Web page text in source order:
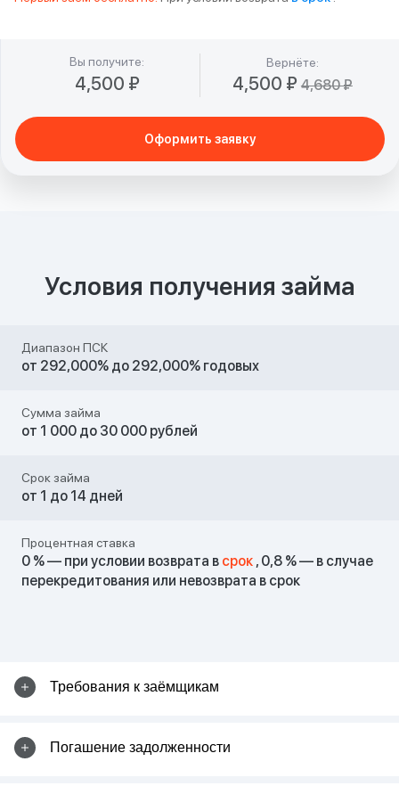
Вы получите:
4,500 ₽
Вернёте:
4,500 ₽ 4,680 ₽
Оформить заявку
Условия получения займа
Диапазон ПСК
от 292,000% до 292,000% годовых
Сумма займа
от 1 000 до 30 000 рублей
Срок займа
от 1 до 14 дней
Процентная ставка
0 % — при условии возврата в срок , 0,8 % — в случае
перекредитования или невозврата в срок
Требования к заёмщикам
Погашение задолженности
Я согласен(а) на Я ознакомлен с
обработку личных данных